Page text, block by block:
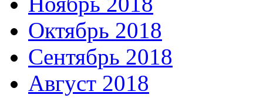
Октябрь 2018
Сентябрь 2018
Август 2018